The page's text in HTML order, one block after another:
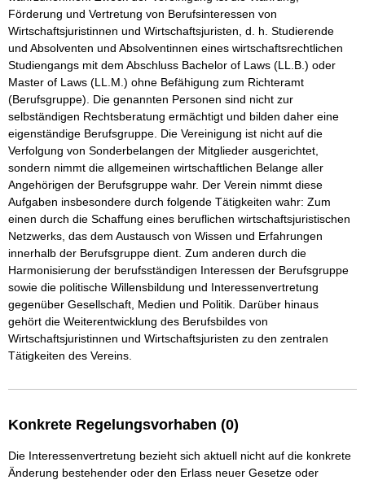
Förderung und Vertretung von Berufsinteressen von
Wirtschaftsjuristinnen und Wirtschaftsjuristen, d. h. Studierende
und Absolventen und Absolventinnen eines wirtschaftsrechtlichen
Studiengangs mit dem Abschluss Bachelor of Laws (LL.B.) oder
Master of Laws (LL.M.) ohne Befähigung zum Richteramt
(Berufsgruppe). Die genannten Personen sind nicht zur
selbständigen Rechtsberatung ermächtigt und bilden daher eine
eigenständige Berufsgruppe. Die Vereinigung ist nicht auf die
Verfolgung von Sonderbelangen der Mitglieder ausgerichtet,
sondern nimmt die allgemeinen wirtschaftlichen Belange aller
Angehörigen der Berufsgruppe wahr. Der Verein nimmt diese
Aufgaben insbesondere durch folgende Tätigkeiten wahr: Zum
einen durch die Schaffung eines beruflichen wirtschaftsjuristischen
Netzwerks, das dem Austausch von Wissen und Erfahrungen
innerhalb der Berufsgruppe dient. Zum anderen durch die
Harmonisierung der berufsständigen Interessen der Berufsgruppe
sowie die politische Willensbildung und Interessenvertretung
gegenüber Gesellschaft, Medien und Politik. Darüber hinaus
gehört die Weiterentwicklung des Berufsbildes von
Wirtschaftsjuristinnen und Wirtschaftsjuristen zu den zentralen
Tätigkeiten des Vereins.
Konkrete Regelungsvorhaben (0)
Die Interessenvertretung bezieht sich aktuell nicht auf die konkrete
Änderung bestehender oder den Erlass neuer Gesetze oder